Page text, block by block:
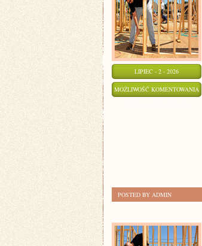
LIPIEC - 2 - 2026
MOŻLIWOŚĆ KOMENTOWANIA
POSTED BY ADMIN